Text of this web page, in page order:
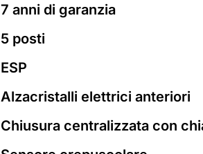
7 anni di garanzia
5 posti
ESP
Alzacristalli elettrici anteriori
Chiusura centralizzata con